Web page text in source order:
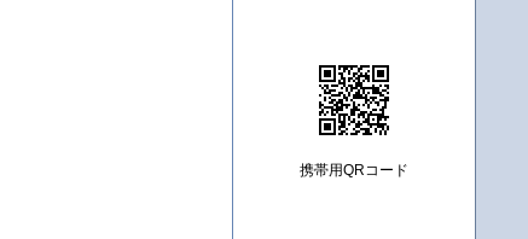
携帯用QRコード